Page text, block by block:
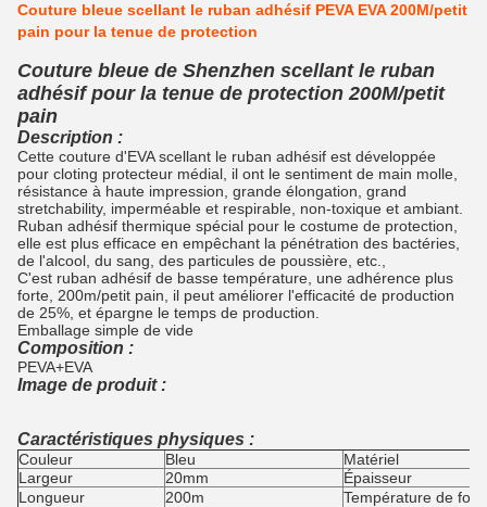
Couture bleue scellant le ruban adhésif PEVA EVA 200M/petit
pain pour la tenue de protection
Couture bleue de Shenzhen scellant le ruban
adhésif pour la tenue de protection 200M/petit
pain
Description :
Cette couture d'EVA scellant le ruban adhésif est développée
pour cloting protecteur médial, il ont le sentiment de main molle,
résistance à haute impression, grande élongation, grand
stretchability, imperméable et respirable, non-toxique et ambiant.
Ruban adhésif thermique spécial pour le costume de protection,
elle est plus efficace en empêchant la pénétration des bactéries,
de l'alcool, du sang, des particules de poussière, etc.,
C'est ruban adhésif de basse température, une adhérence plus
forte, 200m/petit pain,
il peut améliorer l'efficacité de production
de 25%, et épargne le temps de production.
Emballage simple de vide
Composition :
PEVA+EVA
Image de produit :
Caractéristiques physiques :
Couleur Bleu
Matériel
Largeur
20mm
Épaisseur
Longueur
200m
Température de